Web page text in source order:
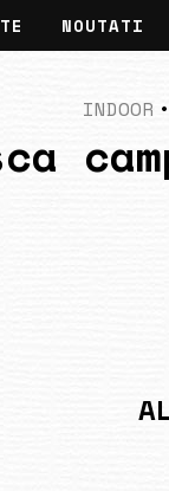
NOUTATI
INDOOR •